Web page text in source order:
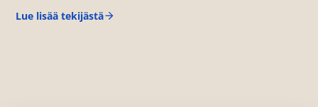
a
Lue lisää tekijästä
H